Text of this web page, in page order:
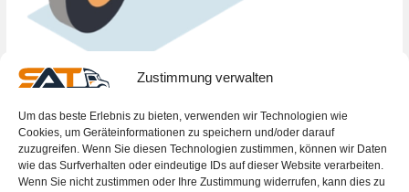
Zustimmung verwalten
Um das beste Erlebnis zu bieten, verwenden wir Technologien wie
Cookies, um Geräteinformationen zu speichern und/oder darauf
zuzugreifen. Wenn Sie diesen Technologien zustimmen, können wir Daten
wie das Surfverhalten oder eindeutige IDs auf dieser Website verarbeiten.
Wenn Sie nicht zustimmen oder Ihre Zustimmung widerrufen, kann dies zu
Motorrad
/private_ Keller/Garage,private_Alle Möbel, private_Eigenes
Zimmer anlegen/ ByRechner Auther